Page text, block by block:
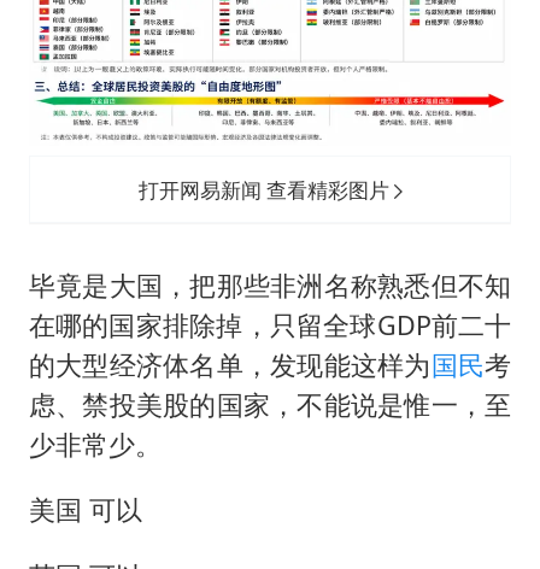
打开网易新闻 查看精彩图片
毕竟是大国，把那些非洲名称熟悉但不知
在哪的国家排除掉，只留全球GDP前二十
的大型经济体名单，发现能这样为国民考
虑、禁投美股的国家，不能说是惟一，至
少非常少。
美国 可以